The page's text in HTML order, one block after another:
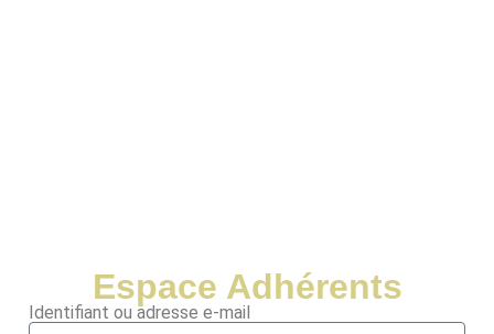
Espace Adhérents
Identifiant ou adresse e-mail